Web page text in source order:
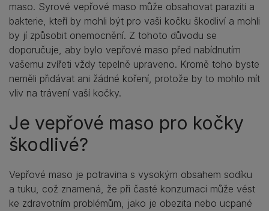
maso. Syrové vepřové maso může obsahovat paraziti a
bakterie, kteří by mohli být pro vaši kočku škodliví a mohli
by jí způsobit onemocnění. Z tohoto důvodu se
doporučuje, aby bylo vepřové maso před nabídnutím
vašemu zvířeti vždy tepelně upraveno. Kromě toho byste
neměli přidávat ani žádné koření, protože by to mohlo mít
vliv na trávení vaší kočky.
Je vepřové maso pro kočky
škodlivé?
Vepřové maso je potravina s vysokým obsahem sodíku
a tuku, což znamená, že při časté konzumaci může vést
ke zdravotním problémům, jako je obezita nebo ucpané